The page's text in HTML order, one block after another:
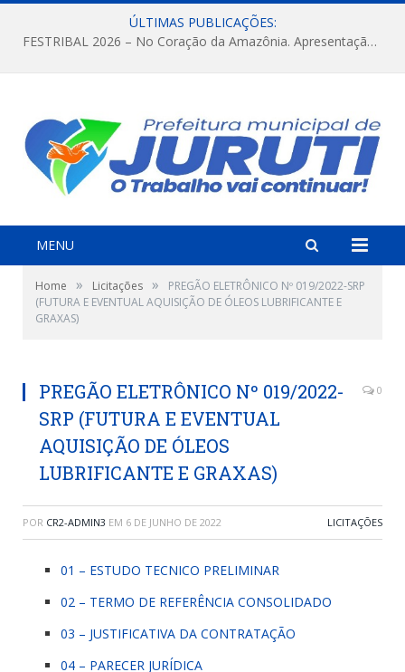
ÚLTIMAS PUBLICAÇÕES:
FESTRIBAL 2026 – No Coração da Amazônia. Apresentação da Munduruku.
MENU
Home » Licitações »
PREGÃO ELETRÔNICO Nº 019/2022-SRP
(FUTURA E EVENTUAL AQUISIÇÃO DE ÓLEOS LUBRIFICANTE E
GRAXAS)
PREGÃO ELETRÔNICO Nº 019/2022-
SRP (FUTURA E EVENTUAL
AQUISIÇÃO DE ÓLEOS
LUBRIFICANTE E GRAXAS)
0
POR CR2-ADMIN3 EM 6 DE JUNHO DE 2022 LICITAÇÕES
01 – ESTUDO TECNICO PRELIMINAR
02 – TERMO DE REFERÊNCIA CONSOLIDADO
03 – JUSTIFICATIVA DA CONTRATAÇÃO
04 – PARECER JURÍDICA